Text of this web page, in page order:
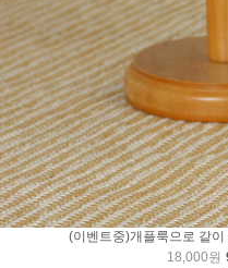
(이벤트중)개플룩으로 같
18,000원